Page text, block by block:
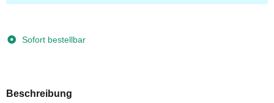
Sofort bestellbar
Beschreibung